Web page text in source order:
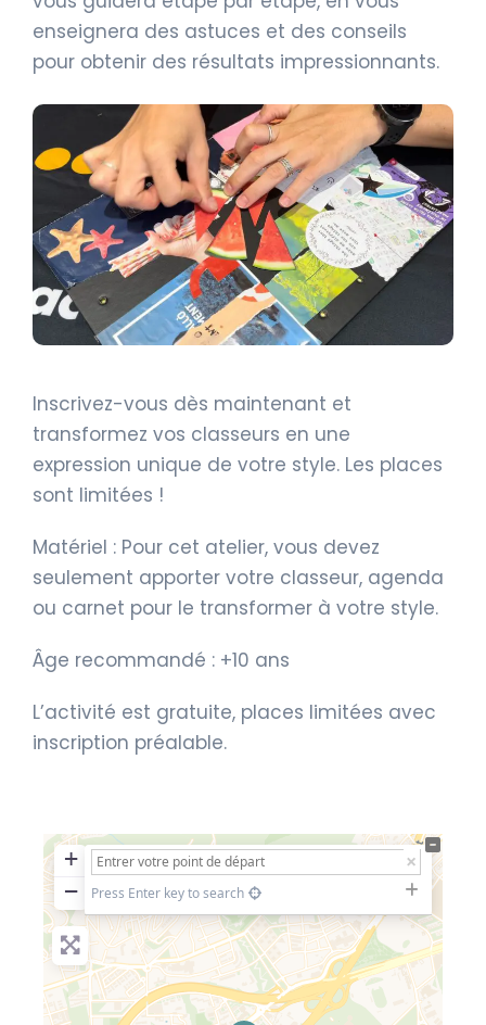
enseignera des astuces et des conseils
pour obtenir des résultats impressionnants.
Inscrivez-vous dès maintenant et
transformez vos classeurs en une
expression unique de votre style. Les places
sont limitées !
Matériel : Pour cet atelier, vous devez
seulement apporter votre classeur, agenda
ou carnet pour le transformer à votre style.
Âge recommandé : +10 ans
L’activité est gratuite, places limitées avec
inscription préalable.
+
−
Press Enter key to search